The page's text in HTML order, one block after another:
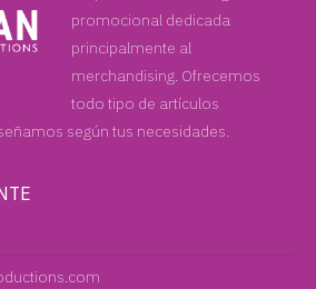
promocional dedicada
principalmente al
merchandising. Ofrecemos
todo tipo de artículos
según tus necesidades.